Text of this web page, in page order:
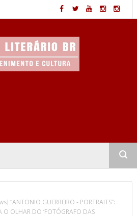
“ANTONIO GUERREIRO - PORTRAITS”:
O OLHAR DO ‘FOTÓGRAFO DAS